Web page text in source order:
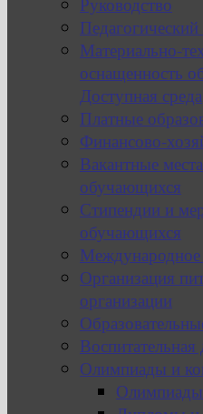
Педагогический
Материально-
оснащенность
Доступная среда
Платные
Финансово-
Вакантные
обучающихся
Стипендии и
обучающихся
Международное
Организация
организации
Воспитательная
Олимпиады и